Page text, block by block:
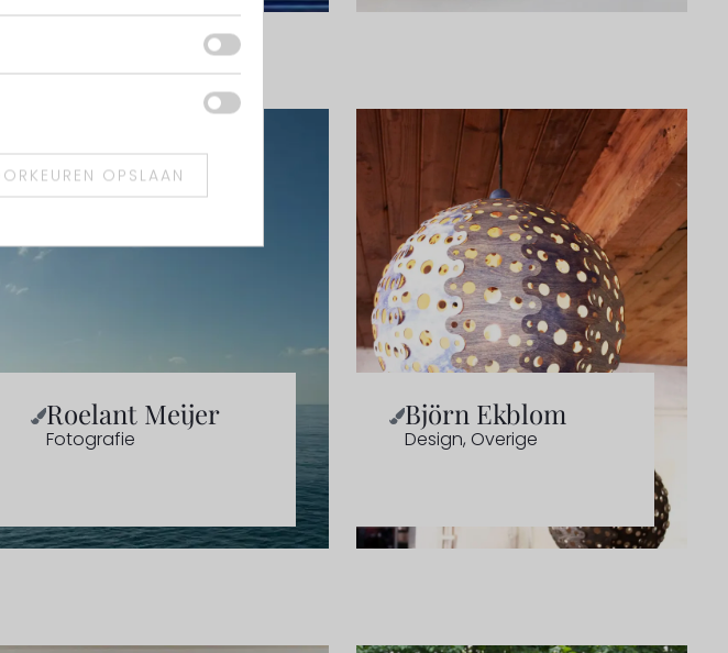
Roelant Meijer
Fotografie
Björn Ekblom
Design, Overige
OPSLAAN